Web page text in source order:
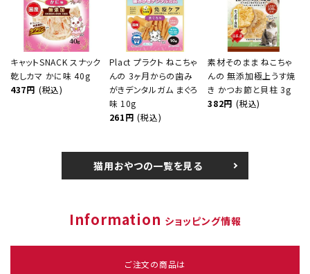
キャットSNACK スナック
乾しカマ かに味 40g
437円 (税込)
Plact プラクト ねこちゃ
んの 3ヶ月からの歯み
がきデンタルガム まぐろ
味 10g
261円 (税込)
素材そのまま ねこちゃ
んの 無添加極上うす焼
き かつお節と貝柱 3g
382円 (税込)
猫用おやつの一覧を見る
Information ショッピング情報
ご注文の商品は